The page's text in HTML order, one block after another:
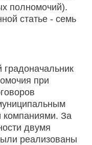
полномочий).
статье - семь
при
За
двумя
реализованы